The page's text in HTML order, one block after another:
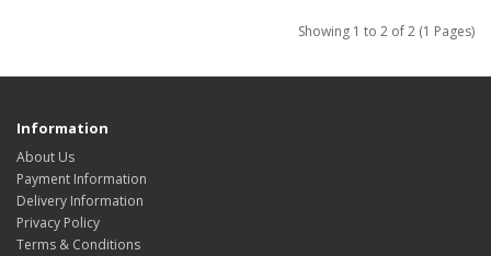
Showing 1 to 2 of 2 (1 Pages)
Information
About Us
Payment Information
Delivery Information
Privacy Policy
Terms & Conditions